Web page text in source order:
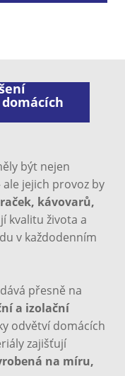
být nejen
jejich provoz by
kávovarů,
kvalitu života a
v každodenním
přesně na
a izolační
odvětví domácích
zajišťují
na míru,